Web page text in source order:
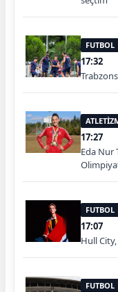
FUTBOL
17:32
17:27
Eda Nur
FUTBOL
17:07
Hull
FUTBOL